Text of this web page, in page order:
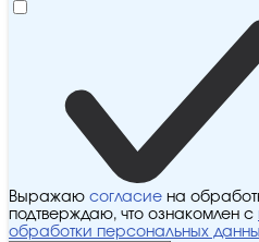
Выражаю согласие на
подтверждаю, что ознакомлен с
обработки персональных